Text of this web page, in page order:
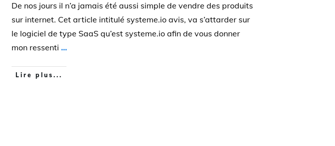
De nos jours il n’a jamais été aussi simple de vendre des produits
sur internet. Cet article intitulé systeme.io avis, va s’attarder sur
le logiciel de type SaaS qu’est systeme.io afin de vous donner
mon ressenti ...
Lire plus...